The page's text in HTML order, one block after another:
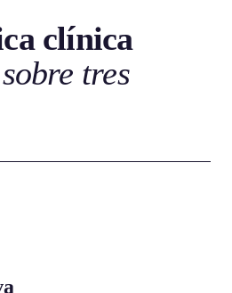
clínica
tres